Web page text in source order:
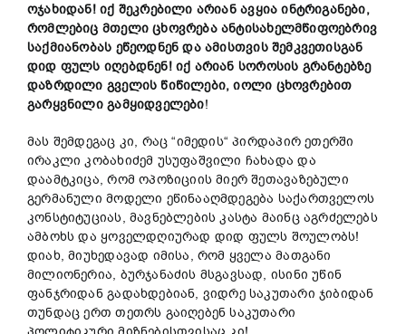
ოჯახიდან!იქ შეკრებილი არიანავყია ინტრიგანები,
რომლებიც მთელიცხოვრებაანტისახელმწიფოებრივ
საქმიანობას ეწეოდნენდაამისთვის შემკვეთისგან
დიდ ფულს იღებდნენ! იქ არიან სოროსის გრანტებზე
დაზრდილი გველის წიწილები,იოლი ცხოვრებით
გარყვნილიგამყიდველები!
მას შემდეგაც კი, რაც “იმედის“ პირდაპირ ეთერში
ირაკლი კობახიძემ უსუფაშვილი ჩახადა და
დაამტკიცა, რომ ოპოზიციის მიერ შეთავაზებული
გერმანული მოდელი ეწინააღმდეგება საქართველოს
კონსტიტუციას, მავნებლების კასტა მაინც აგრძელებს
ამბოხს და ყოველდღიურად დიდ ფულს შოულობს!
დიახ, მიუხედავად იმისა, რომ ყველა მათგანი
მილიონერია, ბურჯანაძის მსგავსად, ისინი უწინ
ფანჯრიდან გადახდებიან, ვიდრე საკუთარი ჯიბიდან
თუნდაც ერთ თეთრს გაიღებენ საკუთარი